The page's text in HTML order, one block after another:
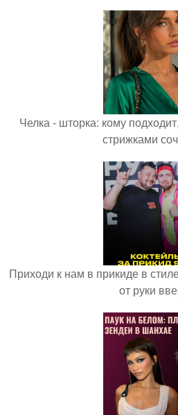
Челка - шторка: кому
стрижками
Приходи к нам в прикиде в
от руки